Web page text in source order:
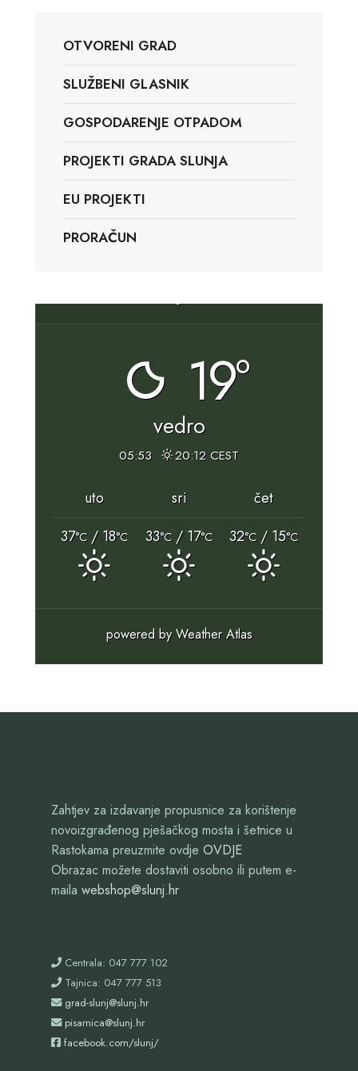
OTVORENI GRAD
SLUŽBENI GLASNIK
GOSPODARENJE OTPADOM
PROJEKTI GRADA SLUNJA
EU PROJEKTI
PRORAČUN
19°
vedro
05:53 20:12 CEST
uto sri
čet
37°C / 18°C 33°C / 17°C 32°C / 15°C
powered byWeather Atlas
Zahtjev za izdavanje propusnice za korištenje
novoizgrađenog pješačkog mosta i šetnice u
Rastokama preuzmite ovdje OVDJE
Obrazac možete dostaviti osobno ili putem e-
maila webshop@slunj.hr
Centrala: 047 777 102
Tajnica: 047 777 513
grad-slunj@slunj.hr
pisarnica@slunj.hr
facebook.com/slunj/